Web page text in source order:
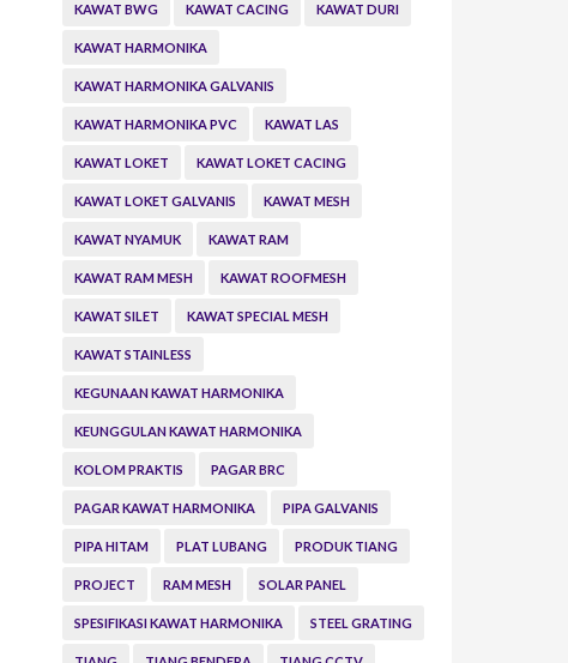
KAWAT BWG KAWAT CACING KAWAT DURI
KAWAT HARMONIKA
KAWAT HARMONIKA GALVANIS
KAWAT HARMONIKA PVC KAWAT LAS
KAWAT LOKET KAWAT LOKET CACING
KAWAT LOKET GALVANIS KAWAT MESH
KAWAT NYAMUK KAWAT RAM
KAWAT RAM MESH KAWAT ROOFMESH
KAWAT SILET KAWAT SPECIAL MESH
KAWAT STAINLESS
KEGUNAAN KAWAT HARMONIKA
KEUNGGULAN KAWAT HARMONIKA
KOLOM PRAKTIS PAGAR BRC
PAGAR KAWAT HARMONIKA PIPA GALVANIS
PIPA HITAM PLAT LUBANG PRODUK TIANG
PROJECT RAM MESH SOLAR PANEL
SPESIFIKASI KAWAT HARMONIKA STEEL GRATING